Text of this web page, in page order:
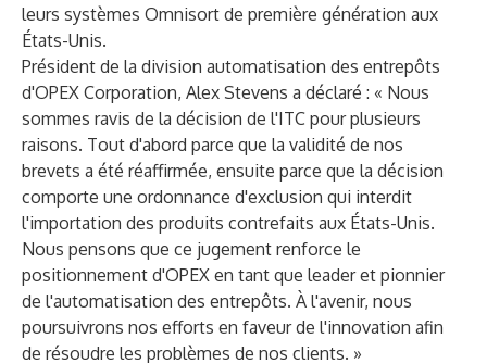
leurs systèmes Omnisort de première génération aux
États-Unis.
Président de la division automatisation des entrepôts
d'OPEX Corporation, Alex Stevens a déclaré : « Nous
sommes ravis de la décision de l'ITC pour plusieurs
raisons. Tout d'abord parce que la validité de nos
brevets a été réaffirmée, ensuite parce que la décision
comporte une ordonnance d'exclusion qui interdit
l'importation des produits contrefaits aux États-Unis.
Nous pensons que ce jugement renforce le
positionnement d'OPEX en tant que leader et pionnier
de l'automatisation des entrepôts. À l'avenir, nous
poursuivrons nos efforts en faveur de l'innovation afin
de résoudre les problèmes de nos clients. »